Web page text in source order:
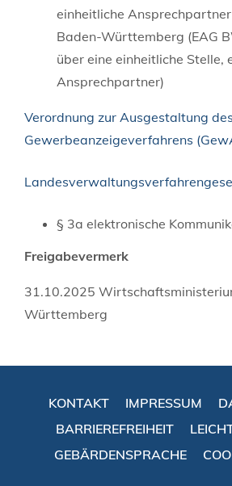
einheitliche
Baden-Württemberg (EAG
über eine einheitliche Stelle,
Ansprechpartner)
Verordnung zur Ausgestaltung des
Gewerbeanzeigeverfahrens
§ 3a elektronische
Freigabevermerk
31.10.2025
Württemberg
KONTAKT IMPRESSUM
BARRIEREFREIHEIT
GEBÄRDENSPRACHE